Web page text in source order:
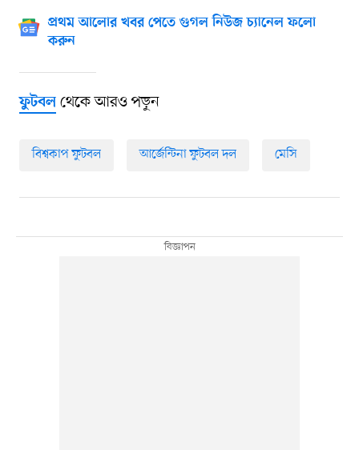
প্রথম আলোর খবর পেতে গুগল নিউজ চ্যানেল ফলো
করুন
ফুটবলথেকে আরও পড়ুন
বিশ্বকাপ ফুটবল আর্জেন্টিনা ফুটবল দল মেসি